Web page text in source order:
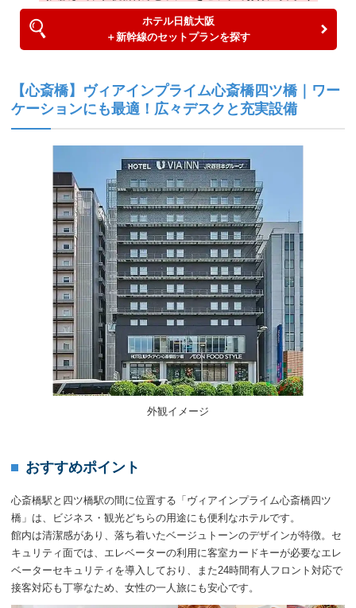
ホテル日航大阪
＋新幹線のセットプランを探す
【心斎橋】ヴィアインプライム心斎橋四ツ橋｜ワー
ケーションにも最適！広々デスクと充実設備
外観イメージ
おすすめポイント
心斎橋駅と四ツ橋駅の間に位置する「ヴィアインプライム心斎橋四ツ
橋」は、ビジネス・観光どちらの用途にも便利なホテルです。
館内は清潔感があり、落ち着いたベージュトーンのデザインが特徴。セ
キュリティ面では、エレベーターの利用に客室カードキーが必要なエレ
ベーターセキュリティを導入しており、また24時間有人フロント対応で
接客対応も丁寧なため、女性の一人旅にも安心です。